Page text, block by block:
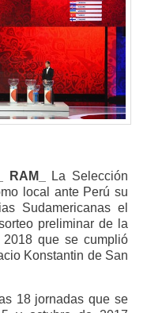
RAM_
La Selección
local ante Perú su
Sudamericanas el
preliminar de la
que se cumplió
Konstantin de San
18 jornadas que se